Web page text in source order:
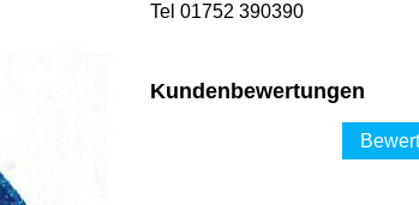
Tel 01752 390390
Kundenbewertungen